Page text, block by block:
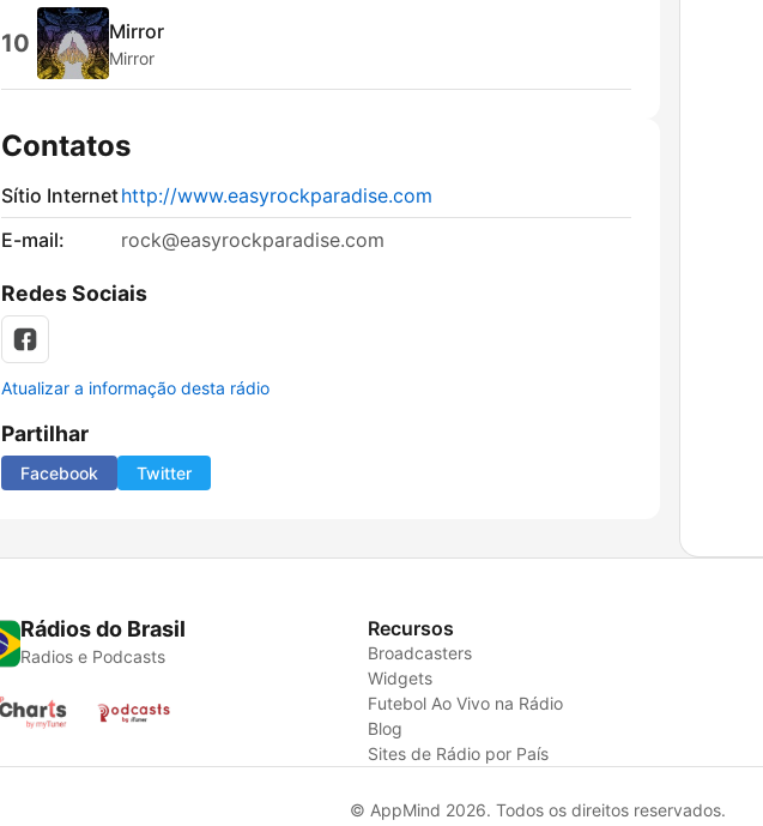
10 Mirror
Mirror
Contatos
Sítio Internethttp://www.easyrockparadise.com
E-mail:
rock@easyrockparadise.com
Redes Sociais
Atualizar a informação desta rádio
Partilhar
Facebook Twitter
Rádios do Brasil
Radios e Podcasts
Recursos
Broadcasters
Widgets
Futebol Ao Vivo na Rádio
Blog
Sites de Rádio por País
© AppMind 2026. Todos os direitos reservados.